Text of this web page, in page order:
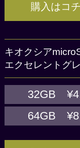
購入はコ
キオクシア
エクセレントグ
32GB
64GB